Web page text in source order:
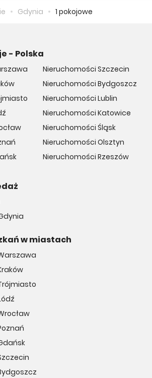
Gdynia 1 pokojowe
- Polska
Warszawa
Kraków
Trójmiasto
Wrocław
Poznań
Gdańsk
Nieruchomości Szczecin
Nieruchomości Bydgoszcz
Nieruchomości Lublin
Nieruchomości Katowice
Nieruchomości Śląsk
Nieruchomości Olsztyn
Nieruchomości Rzeszów
w miastach